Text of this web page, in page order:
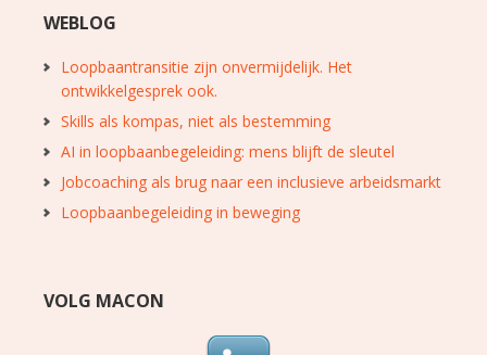
WEBLOG
Loopbaantransitie zijn onvermijdelijk. Het
ontwikkelgesprek ook.
Skills als kompas, niet als bestemming
AI in loopbaanbegeleiding: mens blijft de sleutel
Jobcoaching als brug naar een inclusieve arbeidsmarkt
Loopbaanbegeleiding in beweging
VOLG MACON